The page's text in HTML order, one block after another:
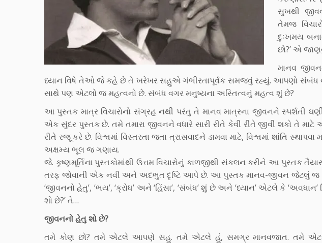
સુખથી
તેમજ
દુઃખમય
છો?’ એ
માનવ
ધ્યાન વિષે તેઓ જે કહે છે તે ખરેખર સહુએ ગંભીરતાપૂર્વક સમજવું રહ્યું. આપણો સંબંધ
સાથે પણ એટલો જ મહત્વનો છે. સંબંધ વગર મનુષ્યના અસ્તિત્વનું મહત્વ શું છે?
આ પુસ્તક માત્ર વિચારોનો સંગ્રહ નથી પરંતુ તે માનવ માત્રના જીવનને સ્પર્શતી
એક સુંદર પુસ્તક છે. તમે તમારા જીવનને વધારે સારી રીતે કેવી રીતે જીવી શકો તે
રીતે રજૂ કરે છે. વિશ્વમાં વિસ્તરતા જતા ત્રાસવાદને ડામવા માટે, વિશ્વમાં શાંતિ
અક્ષમ્ય ભૂલ જ ગણાય.
જે. કૃષ્ણમૂર્તિના પુસ્તકોમાંથી ઉત્તમ વિચારોનું કાળજીથી સંકલન કરીને આ પુસ્તક
તરફ જોવાની એક નવી અને અદભુત દૃષ્ટિ આપે છે. આ પુસ્તક માનવ-જીવન જેટલું
‘જીવનનો હેતુ’, ‘ભય’, ‘ક્રોધ’ અને ‘હિંસા’, ‘સંબંધ’ શું છે અને ‘ધ્યાન’ એટલે કે
શો છે?’ તે…
જીવનનો હેતુ શો છે?
તમે કોણ છો? તમે એટલે આપણે સહુ. તમે એટલે હું, સમગ્ર માનવજાત. તમે